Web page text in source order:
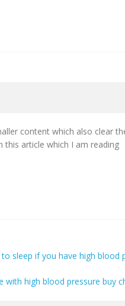
content which also clear
this article which I am reading
sleep if you have high blood
with high blood pressure buy